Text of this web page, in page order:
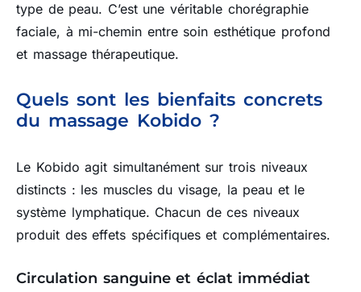
type de peau. C’est une véritable chorégraphie
faciale, à mi-chemin entre soin esthétique profond
et massage thérapeutique.
Quels sont les bienfaits concrets
du massage Kobido ?
Le Kobido agit simultanément sur trois niveaux
distincts : les muscles du visage, la peau et le
système lymphatique. Chacun de ces niveaux
produit des effets spécifiques et complémentaires.
Circulation sanguine et éclat immédiat